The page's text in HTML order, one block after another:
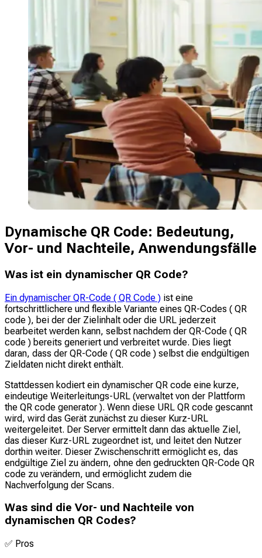
Dynamische QR Code: Bedeutung,
Vor- und Nachteile, Anwendungsfälle
Was ist ein dynamischer QR Code?
Ein dynamischer QR-Code ( QR Code ) ist eine
fortschrittlichere und flexible Variante eines QR-Codes ( QR
code ), bei der der Zielinhalt oder die URL jederzeit
bearbeitet werden kann, selbst nachdem der QR-Code ( QR
code ) bereits generiert und verbreitet wurde. Dies liegt
daran, dass der QR-Code ( QR code ) selbst die endgültigen
Zieldaten nicht direkt enthält.
Stattdessen kodiert ein dynamischer QR code eine kurze,
eindeutige Weiterleitungs-URL (verwaltet von der Plattform
the QR code generator ). Wenn diese URL QR code gescannt
wird, wird das Gerät zunächst zu dieser Kurz-URL
weitergeleitet. Der Server ermittelt dann das aktuelle Ziel,
das dieser Kurz-URL zugeordnet ist, und leitet den Nutzer
dorthin weiter. Dieser Zwischenschritt ermöglicht es, das
endgültige Ziel zu ändern, ohne den gedruckten QR-Code QR
code zu verändern, und ermöglicht zudem die
Nachverfolgung der Scans.
Was sind die Vor- und Nachteile von
dynamischen QR Codes?
✅ Pros